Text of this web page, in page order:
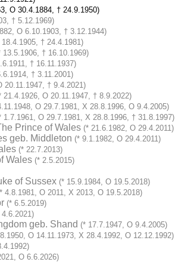
O 30.4.1884, † 24.9.1950)
† 5.12.1969)
O 6.10.1903, † 3.12.1944)
18.4.1905, † 24.4.1981)
13.5.1906, † 16.10.1969)
† 16.11.1937)
† 3.11.2001)
20.11.1947, † 9.4.2021)
21.4.1926, O 20.11.1947, † 8.9.2022)
O 29.7.1981, X 28.8.1996, O 9.4.2005)
1.7.1961, O 29.7.1981, X 28.8.1996, † 31.8.1997)
Prince of Wales (* 21.6.1982, O 29.4.2011)
geb. Middleton (* 9.1.1982, O 29.4.2011)
(* 22.7.2013)
Wales (* 2.5.2015)
of Sussex (* 15.9.1984, O 19.5.2018)
4.8.1981, O 2011, X 2013, O 19.5.2018)
(* 6.5.2019)
4.6.2021)
geb. Shand (* 17.7.1947, O 9.4.2005)
O 14.11.1973, X 28.4.1992, O 12.12.1992)
O 6.6.2026)